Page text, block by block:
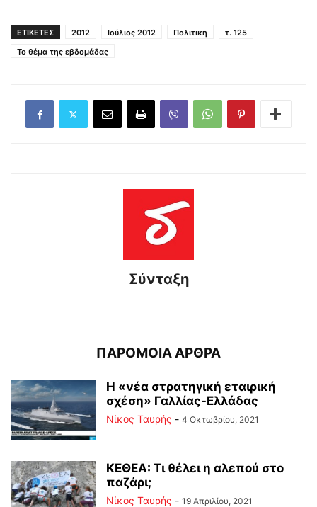
ΕΤΙΚΕΤΕΣ 2012 Ιούλιος 2012 Πολιτικη
τ. 125
Το θέμα της εβδομάδας
Σύνταξη
ΠΑΡΟΜΟΙΑ ΑΡΘΡΑ
Η «νέα στρατηγική εταιρική
σχέση» Γαλλίας-Ελλάδας
Νίκος Ταυρής - 4 Οκτωβρίου, 2021
ΚΕΘΕΑ: Τι θέλει η αλεπού στο
παζάρι;
Νίκος Ταυρής - 19 Απριλίου, 2021